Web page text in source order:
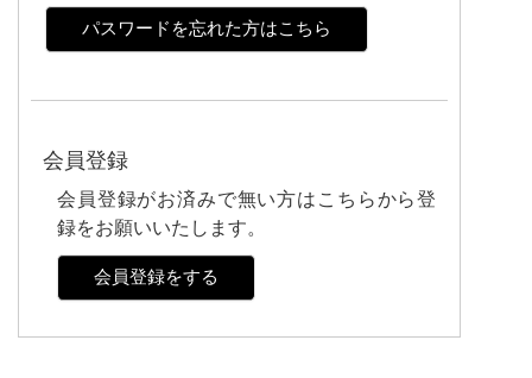
パスワードを忘れた方はこちら
会員登録
会員登録がお済みで無い方はこちらから登
録をお願いいたします。
会員登録をする